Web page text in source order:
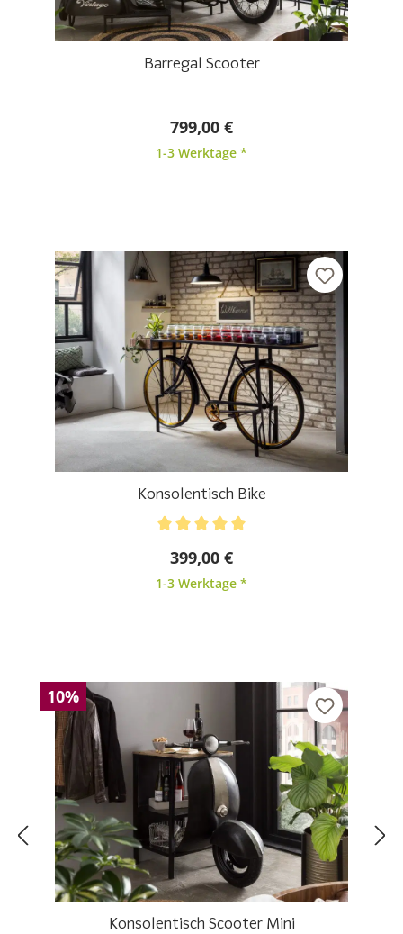
Barregal Scooter
799,00 €
1-3 Werktage *
Konsolentisch Bike
399,00 €
1-3 Werktage *
10%
Konsolentisch Scooter Mini